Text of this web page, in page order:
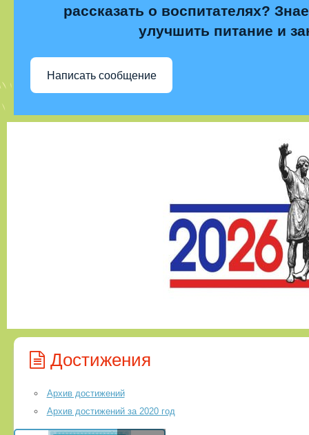
рассказать о воспитателях?
улучшить питание и
Написать сообщение
Достижения
Архив достижений
Архив достижений за 2020 год